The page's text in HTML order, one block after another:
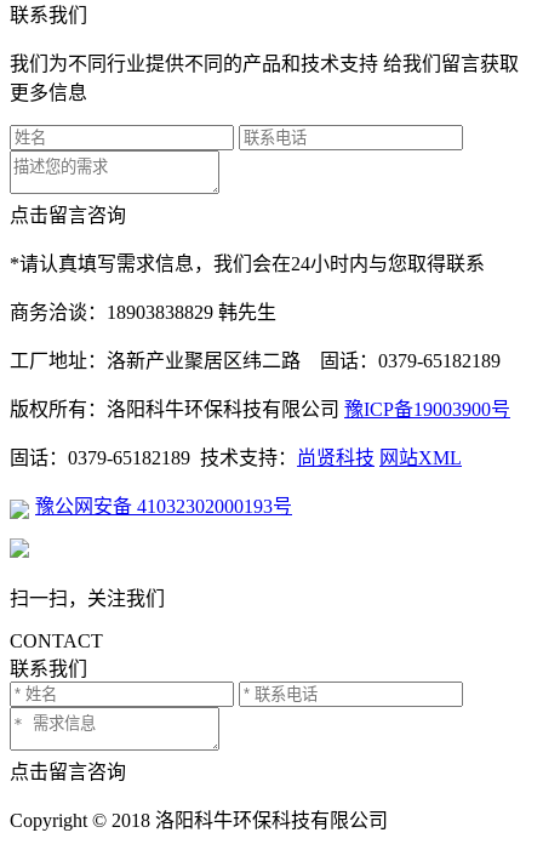
联系我们
我们为不同行业提供不同的产品和技术支持 给我们留言获取
更多信息
点击留言咨询
*请认真填写需求信息，我们会在24小时内与您取得联系
商务洽谈：18903838829 韩先生
工厂地址：洛新产业聚居区纬二路 固话：0379-65182189
版权所有：洛阳科牛环保科技有限公司 豫ICP备19003900号
固话：0379-65182189 技术支持： 尚贤科技 网站XML
豫公网安备 41032302000193号
扫一扫，关注我们
CONTACT
联系我们
点击留言咨询
Copyright © 2018 洛阳科牛环保科技有限公司